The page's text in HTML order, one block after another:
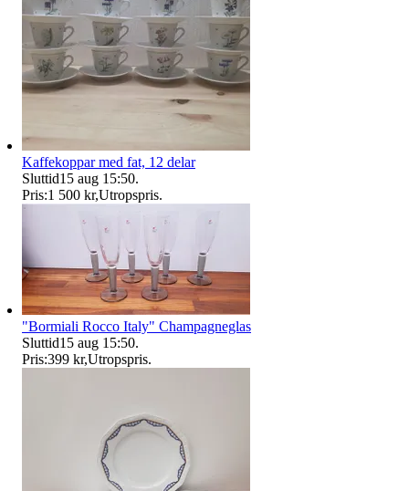
Kaffekoppar med fat, 12 delar
Sluttid15 aug 15:50.
Pris:1 500 kr,Utropspris.
"Bormiali Rocco Italy" Champagneglas
Sluttid15 aug 15:50.
Pris:399 kr,Utropspris.